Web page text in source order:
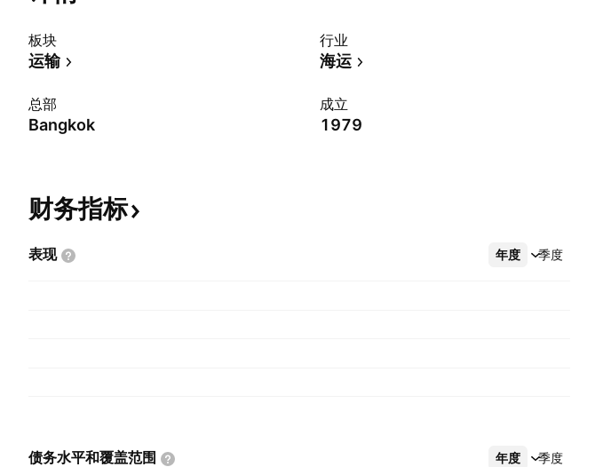
板块
运输
行业
海运
总部
Bangkok
成立
1979
财务指标
表现 年度 季度
更多
债务水平和覆盖范围 年度 季度
更多